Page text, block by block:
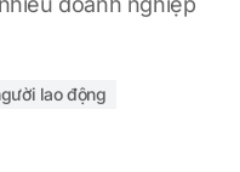
lao động